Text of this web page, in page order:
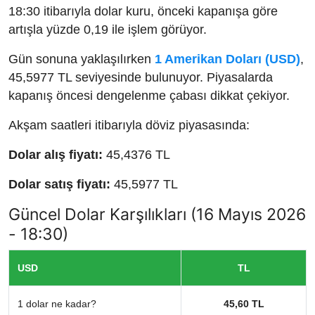
18:30 itibarıyla dolar kuru, önceki kapanışa göre
artışla yüzde 0,19 ile işlem görüyor.
Gün sonuna yaklaşılırken 1 Amerikan Doları (USD),
45,5977 TL seviyesinde bulunuyor. Piyasalarda
kapanış öncesi dengelenme çabası dikkat çekiyor.
Akşam saatleri itibarıyla döviz piyasasında:
Dolar alış fiyatı: 45,4376 TL
Dolar satış fiyatı: 45,5977 TL
Güncel Dolar Karşılıkları (16 Mayıs 2026
- 18:30)
USD TL
1 dolar ne kadar? 45,60 TL